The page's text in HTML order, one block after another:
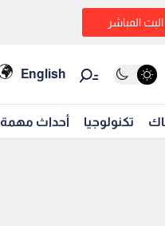
البث المباشر
English
تكنولوجيا أحداث مهمة